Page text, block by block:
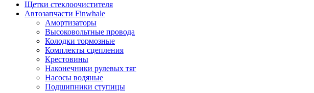
Щетки стеклоочистителя
Автозапчасти Finwhale
Амортизаторы
Высоковольтные провода
Колодки тормозные
Комплекты сцепления
Крестовины
Наконечники рулевых тяг
Насосы водяные
Подшипники ступицы